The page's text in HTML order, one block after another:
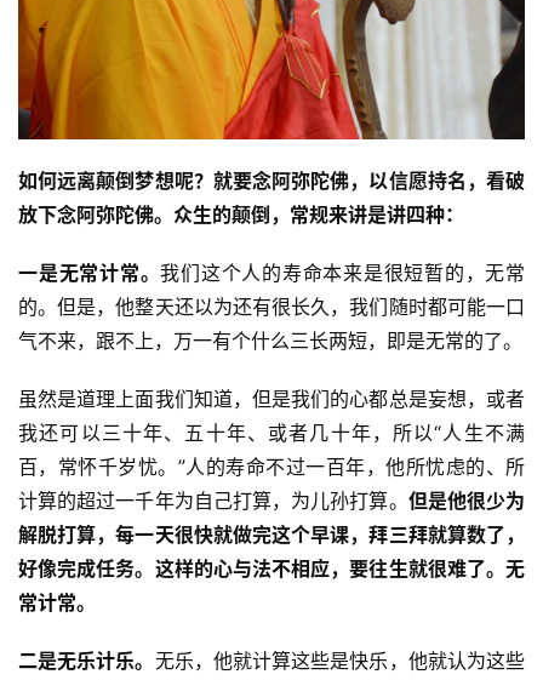
如何远离颠倒梦想呢？就要念阿弥陀佛，以信愿持名，看破
放下念阿弥陀佛。众生的颠倒，常规来讲是讲四种：
一是无常计常。我们这个人的寿命本来是很短暂的，无常
的。但是，他整天还以为还有很长久，我们随时都可能一口
气不来，跟不上，万一有个什么三长两短，即是无常的了。
虽然是道理上面我们知道，但是我们的心都总是妄想，或者
我还可以三十年、五十年、或者几十年，所以“人生不满
百，常怀千岁忧。”人的寿命不过一百年，他所忧虑的、所
计算的超过一千年为自己打算，为儿孙打算。 但是他很少为
解脱打算，每一天很快就做完这个早课，拜三拜就算数了，
好像完成任务。这样的心与法不相应，要往生就很难了。无
常计常。
二是无乐计乐。 无乐，他就计算这些是快乐，他就认为这些